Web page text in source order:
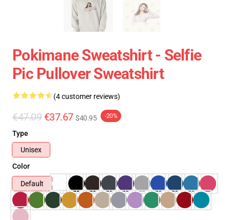
Pokimane Sweatshirt - Selfie
Pic Pullover Sweatshirt
(4 customer reviews)
€47.09 €37.67 $40.95 -20%
Type
Unisex
Color
Default